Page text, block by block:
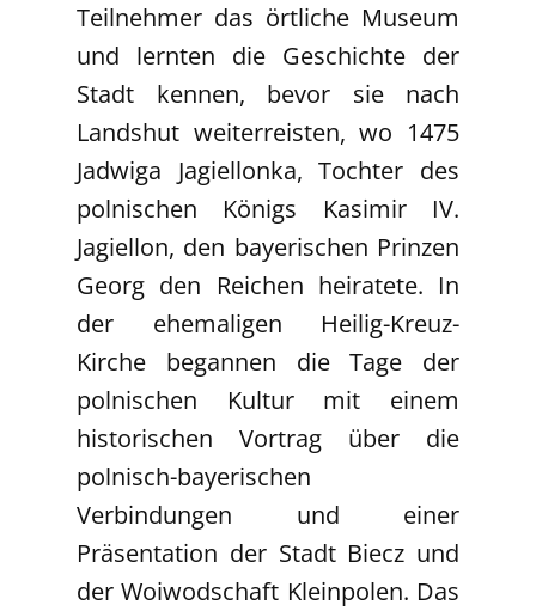
Teilnehmer das örtliche Museum
und lernten die Geschichte der
Stadt kennen, bevor sie nach
Landshut weiterreisten, wo 1475
Jadwiga Jagiellonka, Tochter des
polnischen Königs Kasimir IV.
Jagiellon, den bayerischen Prinzen
Georg den Reichen heiratete. In
der ehemaligen Heilig-Kreuz-
Kirche begannen die Tage der
polnischen Kultur mit einem
historischen Vortrag über die
polnisch-bayerischen
Verbindungen und einer
Präsentation der Stadt Biecz und
der Woiwodschaft Kleinpolen. Das